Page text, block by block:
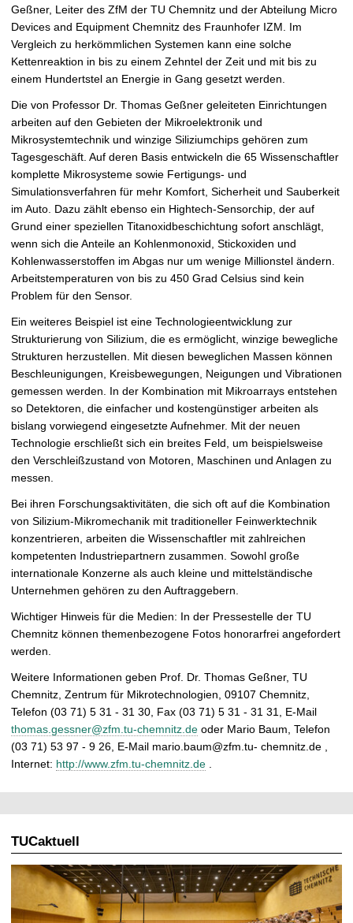
Geßner, Leiter des ZfM der TU Chemnitz und der Abteilung Micro
Devices and Equipment Chemnitz des Fraunhofer IZM. Im
Vergleich zu herkömmlichen Systemen kann eine solche
Kettenreaktion in bis zu einem Zehntel der Zeit und mit bis zu
einem Hundertstel an Energie in Gang gesetzt werden.
Die von Professor Dr. Thomas Geßner geleiteten Einrichtungen
arbeiten auf den Gebieten der Mikroelektronik und
Mikrosystemtechnik und winzige Siliziumchips gehören zum
Tagesgeschäft. Auf deren Basis entwickeln die 65 Wissenschaftler
komplette Mikrosysteme sowie Fertigungs- und
Simulationsverfahren für mehr Komfort, Sicherheit und Sauberkeit
im Auto. Dazu zählt ebenso ein Hightech-Sensorchip, der auf
Grund einer speziellen Titanoxidbeschichtung sofort anschlägt,
wenn sich die Anteile an Kohlenmonoxid, Stickoxiden und
Kohlenwasserstoffen im Abgas nur um wenige Millionstel ändern.
Arbeitstemperaturen von bis zu 450 Grad Celsius sind kein
Problem für den Sensor.
Ein weiteres Beispiel ist eine Technologieentwicklung zur
Strukturierung von Silizium, die es ermöglicht, winzige bewegliche
Strukturen herzustellen. Mit diesen beweglichen Massen können
Beschleunigungen, Kreisbewegungen, Neigungen und Vibrationen
gemessen werden. In der Kombination mit Mikroarrays entstehen
so Detektoren, die einfacher und kostengünstiger arbeiten als
bislang vorwiegend eingesetzte Aufnehmer. Mit der neuen
Technologie erschließt sich ein breites Feld, um beispielsweise
den Verschleißzustand von Motoren, Maschinen und Anlagen zu
messen.
Bei ihren Forschungsaktivitäten, die sich oft auf die Kombination
von Silizium-Mikromechanik mit traditioneller Feinwerktechnik
konzentrieren, arbeiten die Wissenschaftler mit zahlreichen
kompetenten Industriepartnern zusammen. Sowohl große
internationale Konzerne als auch kleine und mittelständische
Unternehmen gehören zu den Auftraggebern.
Wichtiger Hinweis für die Medien: In der Pressestelle der TU
Chemnitz können themenbezogene Fotos honorarfrei angefordert
werden.
Weitere Informationen geben Prof. Dr. Thomas Geßner, TU
Chemnitz, Zentrum für Mikrotechnologien, 09107 Chemnitz,
Telefon (03 71) 5 31 - 31 30, Fax (03 71) 5 31 - 31 31, E-Mail
thomas.gessner@zfm.tu-chemnitz.de oder Mario Baum, Telefon
(03 71) 53 97 - 9 26, E-Mail mario.baum@zfm.tu- chemnitz.de ,
Internet: http://www.zfm.tu-chemnitz.de .
TUCaktuell